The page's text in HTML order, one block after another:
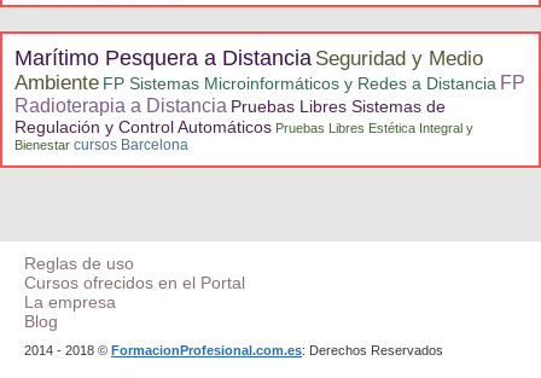
Marítimo Pesquera a Distancia Seguridad y Medio
Ambiente FP Sistemas Microinformáticos y Redes a Distancia FP
Radioterapia a Distancia Pruebas Libres Sistemas de
Regulación y Control Automáticos Pruebas Libres Estética Integral y
Bienestar cursos Barcelona
Reglas de uso
Cursos ofrecidos en el Portal
La empresa
Blog
2014 - 2018 © FormacionProfesional.com.es: Derechos Reservados